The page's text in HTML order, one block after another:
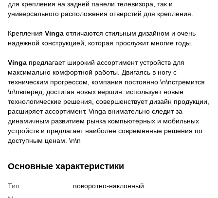
для крепления на задней панели телевизора, так и
универсального расположения отверстий для крепления.
Крепления Vinga отличаются стильным дизайном и очень
надежной конструкцией, которая прослужит многие годы.
Vinga предлагает широкий ассортимент устройств для
максимально комфортной работы. Двигаясь в ногу с
техническим прогрессом, компания постоянно \n\nстремится
\n\nвперед, достигая новых вершин: использует новые
технологические решения, совершенствует дизайн продукции,
расширяет ассортимент. Vinga внимательно следит за
динамичным развитием рынка компьютерных и мобильных
устройств и предлагает наиболее современные решения по
доступным ценам. \n\n
Основные характеристики
Тип
поворотно-наклонный